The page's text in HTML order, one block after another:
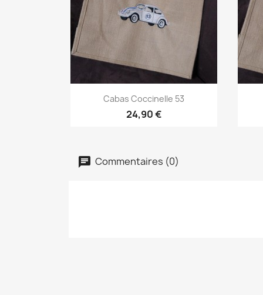
Aperçu rapide
Cabas Coccinelle 53
24,90 €
Commentaires (0)